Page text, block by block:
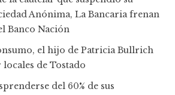
Anónima, La Bancaria frenan
Banco Nación
el hijo de Patricia Bullrich
de Tostado
del 60% de sus